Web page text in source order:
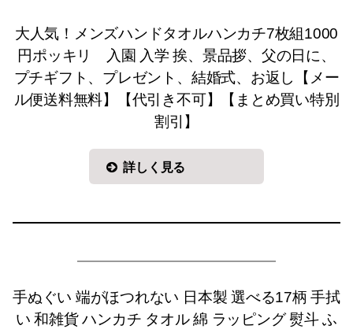
大人気！メンズハンドタオルハンカチ7枚組1000
円ポッキリ 入園 入学 挨、景品拶、父の日に、
プチギフト、プレゼント、結婚式、お返し【メー
ル便送料無料】【代引き不可】【まとめ買い特別
割引】
詳しく見る
手ぬぐい 端がほつれない 日本製 選べる17柄 手拭
い 和雑貨 ハンカチ タオル 綿 ラッピング 熨斗 ふ